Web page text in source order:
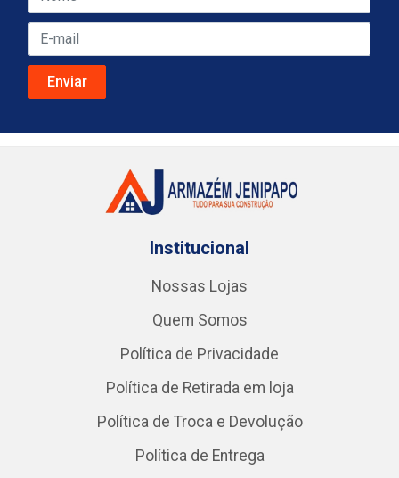
Institucional
Nossas Lojas
Quem Somos
Política de Privacidade
Política de Retirada em loja
Política de Troca e Devolução
Política de Entrega